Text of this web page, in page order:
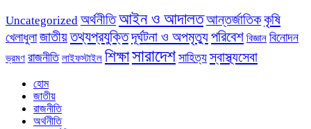
Uncategorized অর্থনীতিআইন ও আদালতআন্তর্জাতিককৃষি
খেলাধুলা জাতীয়তথ্যপ্রযুক্তিদূর্ঘটনা ও অপমৃত্যুপরিবেশ বিজ্ঞান বিনোদন
ভ্রমণ রাজনীতি লাইফস্টাইল শিক্ষাসারাদেশ সাহিত্য স্বাস্থ্যসেবা
হোম
জাতীয়
রাজনীতি
অর্থনীতি